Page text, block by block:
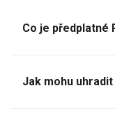
Co je předplatné
Jak mohu